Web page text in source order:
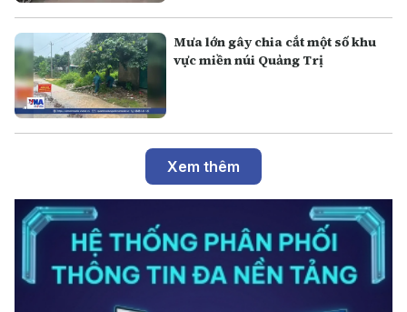
Mưa lớn gây chia cắt một số khu
vực miền núi Quảng Trị
Xem thêm